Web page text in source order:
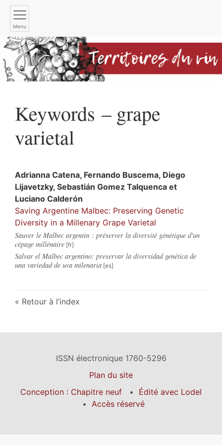
Menu
Keywords – grape
varietal
Adrianna Catena, Fernando Buscema, Diego
Lijavetzky, Sebastián Gomez Talquenca et
Luciano Calderón
Saving Argentine Malbec: Preserving Genetic
Diversity in a Millenary Grape Varietal
Sauver le Malbec argentin : préserver la diversité génétique d'un
cépage millénaire
Salvar el Malbec argentino: preservar la diversidad genética de
una variedad de uva milenaria
Retour à l’index
ISSN électronique 1760-5296
Plan du site
Conception : Chapitre neuf
Édité avec Lodel
Accès réservé